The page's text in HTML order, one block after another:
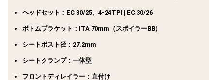
ヘッドセット：EC 30/25、4-24TPI | EC 30/26
ボトムブラケット：ITA 70mm（スポイラーBB）
シートポスト径：27.2mm
シートクランプ：一体型
フロントディレイラー：直付け